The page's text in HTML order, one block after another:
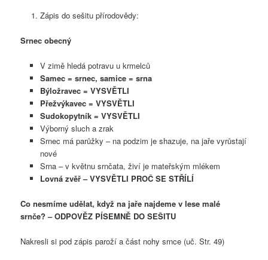
Zápis do sešitu přírodovědy:
Srnec obecný
V zimě hledá potravu u krmelců
Samec = srnec, samice = srna
Býložravec = VYSVĚTLI
Přežvýkavec = VYSVĚTLI
Sudokopytník = VYSVĚTLI
Výborný sluch a zrak
Srnec má parůžky – na podzim je shazuje, na jaře vyrůstají
nové
Srna – v květnu srnčata, živí je mateřským mlékem
Lovná zvěř – VYSVĚTLI PROČ SE STŘÍLÍ
Co nesmíme udělat, když na jaře najdeme v lese malé
srnče? – ODPOVĚZ PÍSEMNĚ DO SEŠITU
Nakresli si pod zápis paroží a část nohy srnce (uč. Str. 49)